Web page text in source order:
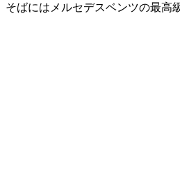
そばにはメルセデスベンツの最高